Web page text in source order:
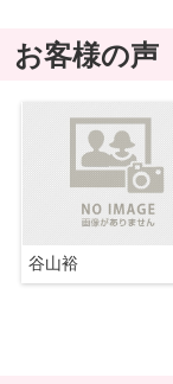
お客様の声
谷山裕